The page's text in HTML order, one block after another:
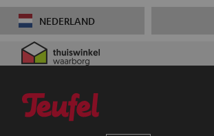
NEDERLAND